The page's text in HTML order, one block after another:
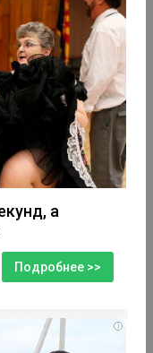
а
Подробнее >>
i